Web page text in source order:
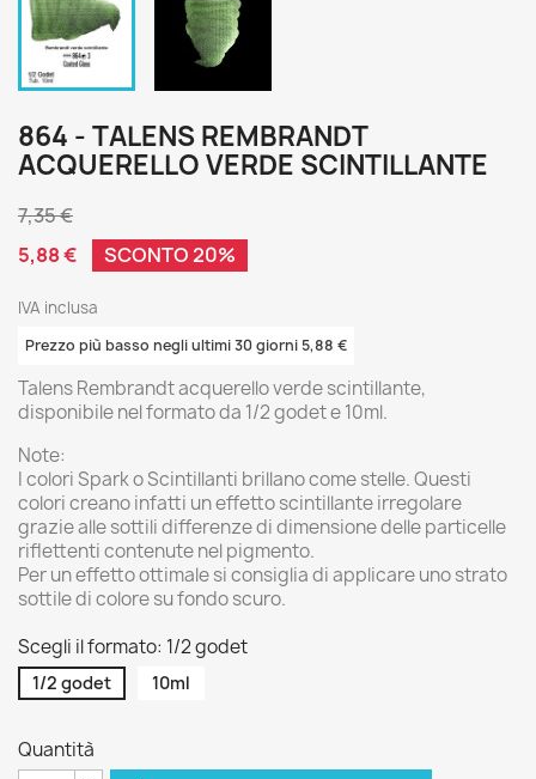
864 - TALENS REMBRANDT
ACQUERELLO VERDE SCINTILLANTE
7,35 €
5,88 €
SCONTO 20%
IVA inclusa
Prezzo più basso negli ultimi 30 giorni 5,88 €
Talens Rembrandt acquerello verde scintillante,
disponibile nel formato da 1/2 godet e 10ml.
Note:
I colori Spark o Scintillanti brillano come stelle. Questi
colori creano infatti un effetto scintillante irregolare
grazie alle sottili differenze di dimensione delle particelle
riflettenti contenute nel pigmento.
Per un effetto ottimale si consiglia di applicare uno strato
sottile di colore su fondo scuro.
Scegli il formato: 1/2 godet
1/2 godet 10ml
Quantità